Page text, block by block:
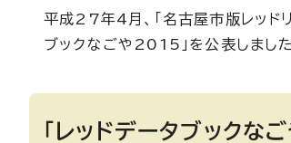
平成27年4月、「名古屋市版レッド
ブックなごや2015」を公表しました
「レッドデータブック